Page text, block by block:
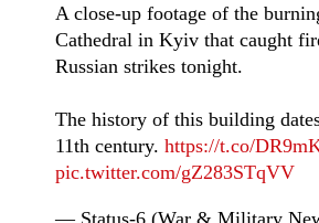
A close-up footage of the
Cathedral in Kyiv that caught
Russian strikes tonight.
The history of this building
11th century. https://t.co/
pic.twitter.com/gZ283STqVV
— Status-6 (War & Military